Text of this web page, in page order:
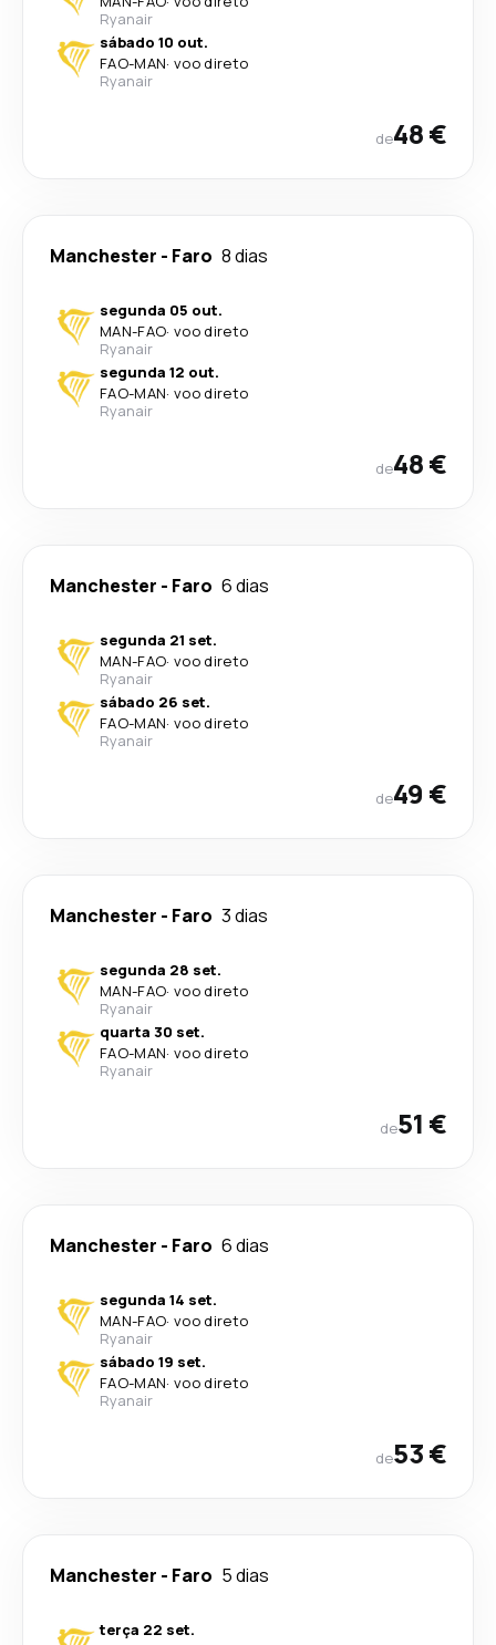
Ryanair
sábado 10 out.
FAO-MAN· voo direto
Ryanair
de48 €
Manchester - Faro 8 dias
segunda 05 out.
MAN-FAO· voo direto
Ryanair
segunda 12 out.
FAO-MAN· voo direto
Ryanair
de48 €
Manchester - Faro 6 dias
segunda 21 set.
MAN-FAO· voo direto
Ryanair
sábado 26 set.
FAO-MAN· voo direto
Ryanair
de49 €
Manchester - Faro 3 dias
segunda 28 set.
MAN-FAO· voo direto
Ryanair
quarta 30 set.
FAO-MAN· voo direto
Ryanair
de51 €
Manchester - Faro 6 dias
segunda 14 set.
MAN-FAO· voo direto
Ryanair
sábado 19 set.
FAO-MAN· voo direto
Ryanair
de53 €
Manchester - Faro 5 dias
terça 22 set.